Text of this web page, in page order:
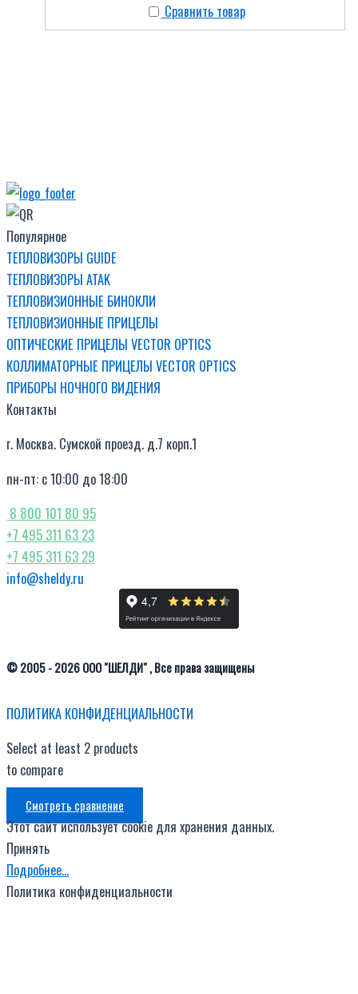
Сравнить товар
Популярное
ТЕПЛОВИЗОРЫ GUIDE
ТЕПЛОВИЗОРЫ ATAK
ТЕПЛОВИЗИОННЫЕ БИНОКЛИ
ТЕПЛОВИЗИОННЫЕ ПРИЦЕЛЫ
ОПТИЧЕСКИЕ ПРИЦЕЛЫ VECTOR OPTICS
КОЛЛИМАТОРНЫЕ ПРИЦЕЛЫ VECTOR OPTICS
ПРИБОРЫ НОЧНОГО ВИДЕНИЯ
Контакты
г. Москва. Сумской проезд. д.7 корп.1
пн-пт: с 10:00 до 18:00
8 800 101 80 95
+7 495 311 63 23
+7 495 311 63 29
info@sheldy.ru
© 2005 - 2026 ООО "ШЕЛДИ" , Все права защищены
ПОЛИТИКА КОНФИДЕНЦИАЛЬНОСТИ
Select at least 2 products
to compare
Смотреть сравнение
Этот сайт использует cookie для хранения данных.
Принять
Подробнее…
Политика конфиденциальности